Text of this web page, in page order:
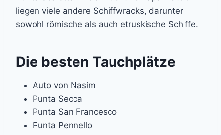
liegen viele andere Schiffwracks, darunter
sowohl römische als auch etruskische Schiffe.
Die besten Tauchplätze
Auto von Nasim
Punta Secca
Punta San Francesco
Punta Pennello